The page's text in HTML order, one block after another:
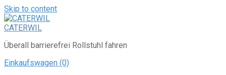
Skip to content
CATERWIL
Überall barrierefrei Rollstuhl fahren
Einkaufswagen (0)